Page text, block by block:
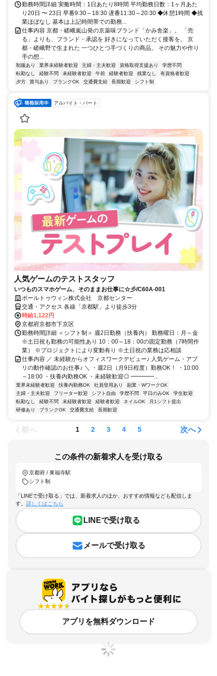
勤務時間詳細 実働時間：1日あたり8時間 平均勤務日数：1ヶ月あた
り20日 〜 23日 早番9:30～18:30 遅番11:30～20:30 ◆休憩1時間 ◆残
業ほぼなし 基本は上記時間帯での勤務...
仕事内容 京都・嵯峨嵐山発の京薬味ブランド「かみ舎楽」。 「売
る」よりも、ブランド・承認を 好きになっていただく接客を。 京
都・嵯峨野で生まれた 一つひとつ手づくりの商品。 その魅力や作り
手の想...
制服あり 業界未経験者歓迎 主婦・主夫歓迎 資格取得支援あり
学歴不問
転勤なし
経験不問 未経験者歓迎 午前 経験者歓迎 残業なし
有資格者歓迎
夕方
賞与あり ブランクOK 交通費支給 長期歓迎 シフト制
アルバイト・パート
人気ゲームのテストスタッフ
いつものスマホゲーム、そのままお仕事に☆彡/C60A-001
ポールトゥウィン株式会社 京都センター
交通・アクセス 各線「京都駅」より徒歩3分
時給1,122円
京都府京都市下京区
勤務時間詳細 ＜シフト制＞ 週2日勤務（扶養内） 勤務曜日：月～金
※土日祝も勤務の可能性あり 10：00～18：00の固定勤務（7時間作
業） ※プロジェクトにより変動有り ※土日祝の業務は応相談
仕事内容 ／ 未経験からオフィスワークデビュー♪ 人気ゲーム・アプ
リの動作確認のお仕事♪ ＼ ・週2日（月9日程度）勤務OK！ ・10:00
～18:00 ・扶養内勤務OK ・未経験歓迎◎ ━━━━...
業界未経験者歓迎 扶養内勤務OK 社員登用あり
副業・WワークOK
主婦・主夫歓迎
フリーター歓迎 シフト自由 学歴不問 平日のみOK
学生歓迎
転勤なし
経験不問 未経験者歓迎 経験者歓迎 ネイルOK
月1シフト提出
研修あり
ブランクOK 交通費支給 長期歓迎
前へ 1 2 3 4 5 次へ
この条件の新着求人を受け取る
京都府 / 東福寺駅
シフト制
「LINEで受け取る」では、新着求人のほか、おすすめ情報なども配信しま
す。 詳しくはこちら
LINEで受け取る
メールで受け取る
アプリを無料ダウンロード